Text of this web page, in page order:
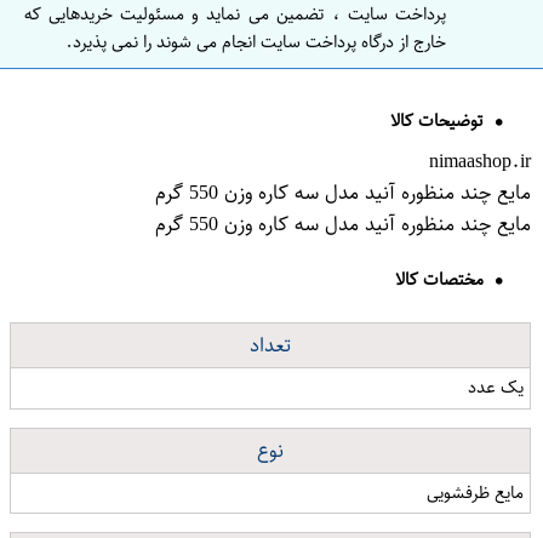
پرداخت سایت ، تضمین می نماید و مسئولیت خریدهایی که
خارج از درگاه پرداخت سایت انجام می شوند را نمی پذیرد.
توضیحات کالا
nimaashop.ir
مایع چند منظوره آنید مدل سه کاره وزن 550 گرم
مایع چند منظوره آنید مدل سه کاره وزن 550 گرم
مختصات کالا
تعداد
یک عدد
نوع
مایع ظرفشویی